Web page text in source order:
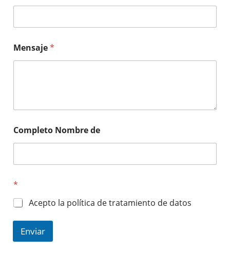
Mensaje*
Completo Nombre de
*
Acepto la política de tratamiento de datos
Enviar